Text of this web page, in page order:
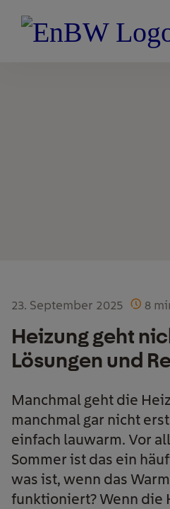
23. September 2025 8
Heizung geht
Lösungen und
Manchmal geht die
manchmal gar nicht
einfach lauwarm. Vor
Sommer ist das ein
was ist, wenn das
funktioniert? Wenn die